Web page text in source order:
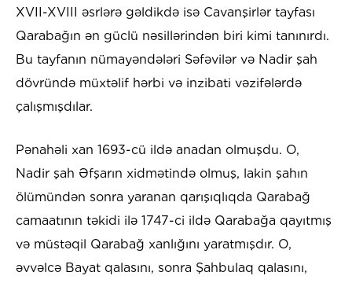
XVII-XVIII əsrlərə gəldikdə isə Cavanşirlər tayfası
Qarabağın ən güclü nəsillərindən biri kimi tanınırdı.
Bu tayfanın nümayəndələri Səfəvilər və Nadir şah
dövründə müxtəlif hərbi və inzibati vəzifələrdə
çalışmışdılar.
Pənahəli xan 1693-cü ildə anadan olmuşdu. O,
Nadir şah Əfşarın xidmətində olmuş, lakin şahın
ölümündən sonra yaranan qarışıqlıqda Qarabağ
camaatının təkidi ilə 1747-ci ildə Qarabağa qayıtmış
və müstəqil Qarabağ xanlığını yaratmışdır. O,
əvvəlcə Bayat qalasını, sonra Şahbulaq qalasını,